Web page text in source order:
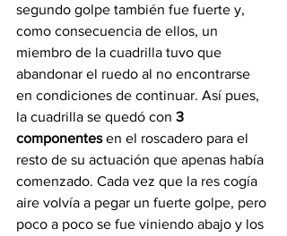
segundo golpe también fue fuerte y,
como consecuencia de ellos, un
miembro de la cuadrilla tuvo que
abandonar el ruedo al no encontrarse
en condiciones de continuar. Así pues,
la cuadrilla se quedó con 3
componentes en el roscadero para el
resto de su actuación que apenas había
comenzado. Cada vez que la res cogía
aire volvía a pegar un fuerte golpe, pero
poco a poco se fue viniendo abajo y los